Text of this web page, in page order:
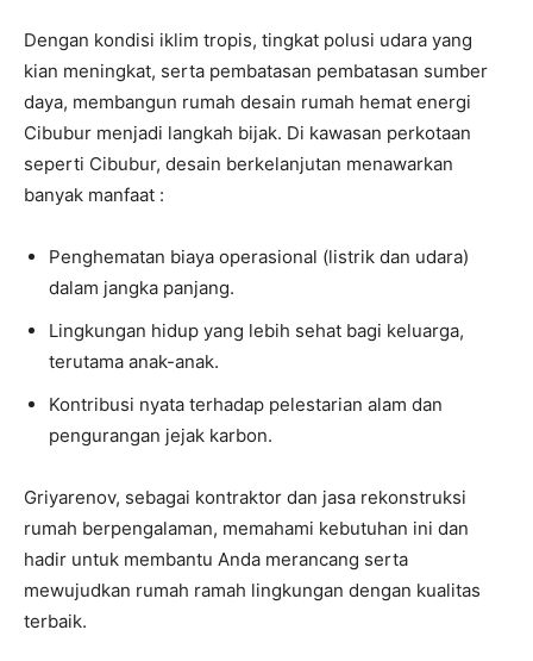
Dengan kondisi iklim tropis, tingkat polusi udara yang
kian meningkat, serta pembatasan pembatasan sumber
daya, membangun rumah desain rumah hemat energi
Cibubur menjadi langkah bijak. Di kawasan perkotaan
seperti Cibubur, desain berkelanjutan menawarkan
banyak manfaat :
Penghematan biaya operasional (listrik dan udara)
dalam jangka panjang.
Lingkungan hidup yang lebih sehat bagi keluarga,
terutama anak-anak.
Kontribusi nyata terhadap pelestarian alam dan
pengurangan jejak karbon.
Griyarenov, sebagai kontraktor dan jasa rekonstruksi
rumah berpengalaman, memahami kebutuhan ini dan
hadir untuk membantu Anda merancang serta
mewujudkan rumah ramah lingkungan dengan kualitas
terbaik.